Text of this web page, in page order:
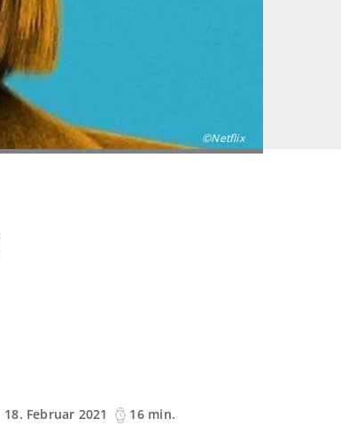
©Netflix
18. Februar 2021
16 min.